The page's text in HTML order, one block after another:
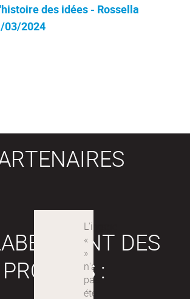
des idées - Rossella
03/2024
SONT DES
PROJETS :